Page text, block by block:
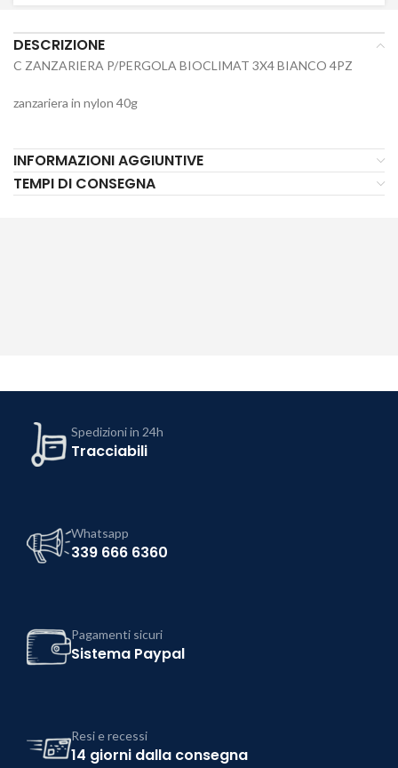
DESCRIZIONE
C ZANZARIERA P/PERGOLA BIOCLIMAT 3X4 BIANCO 4PZ
zanzariera in nylon 40g
INFORMAZIONI AGGIUNTIVE
TEMPI DI CONSEGNA
Spedizioni in 24h
Tracciabili
Whatsapp
339 666 6360
Pagamenti sicuri
Sistema Paypal
Resi e recessi
14 giorni dalla consegna